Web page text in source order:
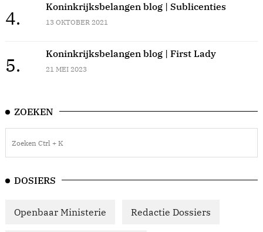
4.
Koninkrijksbelangen blog | Sublicenties
13 OKTOBER 2021
5.
Koninkrijksbelangen blog | First Lady
21 MEI 2023
ZOEKEN
DOSIERS
Openbaar Ministerie Redactie Dossiers